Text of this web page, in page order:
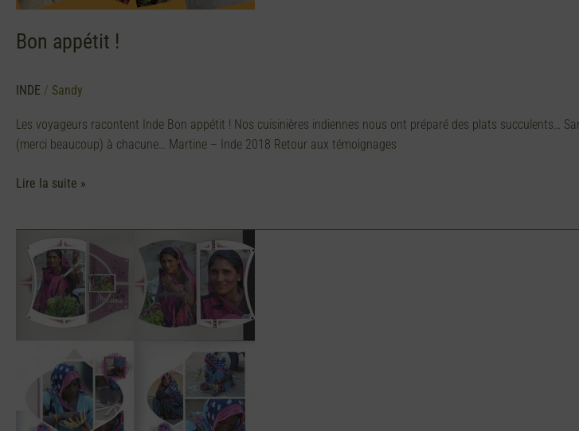
Bon appétit !
INDE / Sandy
Les voyageurs racontent Inde Bon appétit ! Nos cuisinières indiennes nous ont préparé des plats succulents…
(merci beaucoup) à chacune… Martine – Inde 2018 Retour aux témoignages
Lire la suite »
Souvenirs
rencontres…